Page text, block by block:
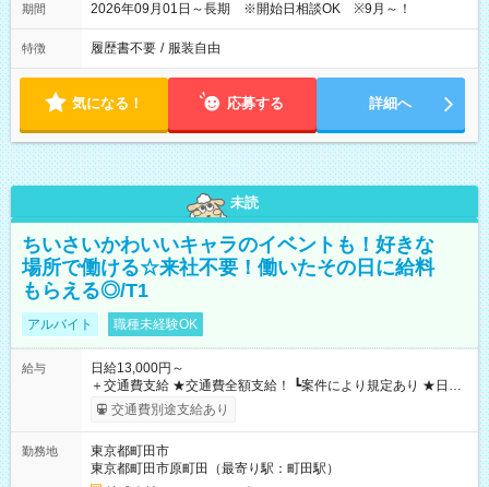
期間 2026年09月01日～長期 ※開始日相談OK ※9月～！
特徴 履歴書不要 / 服装自由
気になる！ 応募する 詳細へ
未読
ちいさいかわいいキャラのイベントも！好きな
場所で働ける☆来社不要！働いたその日に給料
もらえる◎/T1
アルバイト 職種未経験OK
給与
日給13,000円～
＋交通費支給 ★交通費全額支給！ ┗案件により規定あり ★日払
いOK！（規定あり） ┗働いたその日に現金GET♪ お仕事後はコ
ンビニATMから 日払い分を引き落とせます！ 【試用期間】試
交通費別途支給あり
勤務地
東京都町田市
東京都町田市原町田（最寄り駅：町田駅）